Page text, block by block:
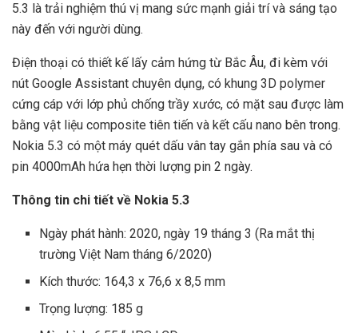
5.3 là trải nghiệm thú vị mang sức mạnh giải trí và sáng tạo
này đến với người dùng.
Điện thoại có thiết kế lấy cảm hứng từ Bắc Âu, đi kèm với
nút Google Assistant chuyên dụng, có khung 3D polymer
cứng cáp với lớp phủ chống trầy xước, có mặt sau được làm
bằng vật liệu composite tiên tiến và kết cấu nano bên trong.
Nokia 5.3 có một máy quét dấu vân tay gắn phía sau và có
pin 4000mAh hứa hẹn thời lượng pin 2 ngày.
Thông tin chi tiết về Nokia 5.3
Ngày phát hành: 2020, ngày 19 tháng 3 (Ra mắt thị
trường Việt Nam tháng 6/2020)
Kích thước: 164,3 x 76,6 x 8,5 mm
Trọng lượng: 185 g